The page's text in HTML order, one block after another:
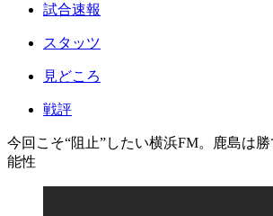
試合速報
スタッツ
見どころ
戦評
今回こそ“阻止”したい横浜FM。鹿島は
能性